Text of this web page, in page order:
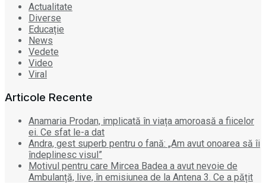
Actualitate
Diverse
Educație
News
Vedete
Video
Viral
Articole Recente
Anamaria Prodan, implicată în viața amoroasă a fiicelor
ei. Ce sfat le-a dat
Andra, gest superb pentru o fană: „Am avut onoarea să îi
îndeplinesc visul”
Motivul pentru care Mircea Badea a avut nevoie de
Ambulanță, live, în emisiunea de la Antena 3. Ce a pățit